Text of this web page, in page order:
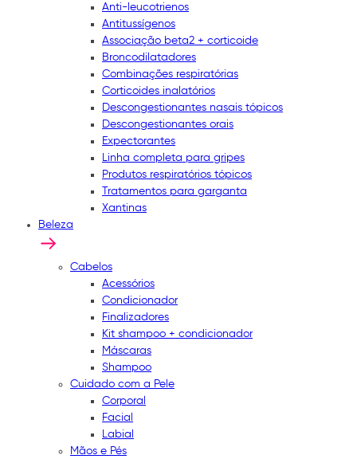
Anti-leucotrienos
Antitussígenos
Associação beta2 + corticoide
Broncodilatadores
Combinações respiratórias
Corticoides inalatórios
Descongestionantes nasais tópicos
Descongestionantes orais
Expectorantes
Linha completa para gripes
Produtos respiratórios tópicos
Tratamentos para garganta
Xantinas
Beleza
Cabelos
Acessórios
Condicionador
Finalizadores
Kit shampoo + condicionador
Máscaras
Shampoo
Cuidado com a Pele
Corporal
Facial
Labial
Mãos e Pés